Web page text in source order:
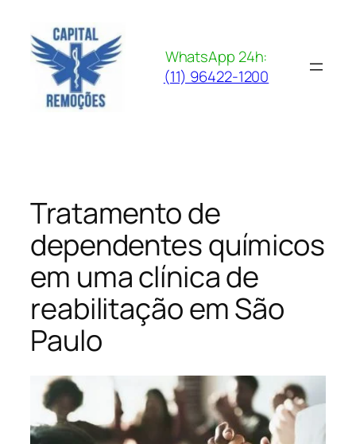
para
conteúdo
WhatsApp 24h:
(11) 96422-1200
Tratamento de
dependentes químicos
em uma clínica de
reabilitação em São
Paulo